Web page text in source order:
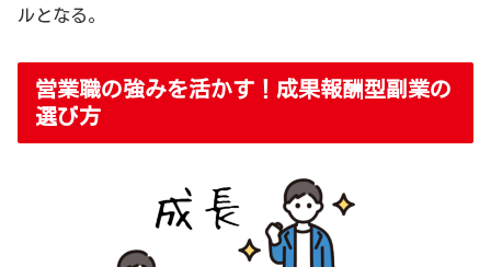
ルとなる。
営業職の強みを活かす！成果報酬型副業の
選び方